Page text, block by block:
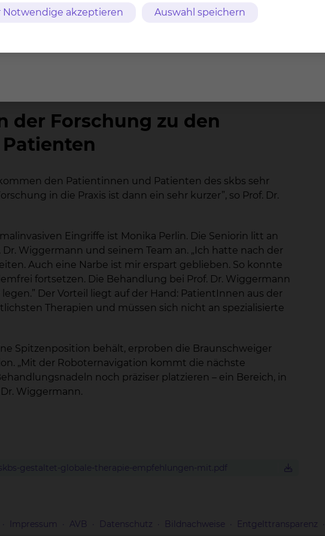
sondern bietet noch eine weitere, einzigartige
die thermische Ablation – also die Verödung mit Hitze –
der Forschung zu den
den Patientinnen und Patienten des skbs sehr
in die Praxis ist dann ein sehr kurzer”, so Prof. Dr.
Eingriffe ist Monika Perlin. Die Seniorin litt an
Wiggermann und seinem Team an. „Ich hatte nach der
Auch eine Narbe ist mir erspart geblieben. So konnte
fortsetzen. Die Behandlung bei Prof. Dr. Wiggermann
Der Vorteil liegt auf der Hand: PatientInnen aus der
Therapien und müssen sich nicht an spezialisierte
Spitzenposition behält, erproben die Braunschweiger
„Mit der Roboternavigation kommt die nächste
noch präziser platzieren – ein Bereich, in
Wiggermann.
gestaltet-globale-therapie-empfehlungen-mit.pdf
Impressum AVB Datenschutz Bildnachweise Entgelttransparenz
Notwendige akzeptieren Auswahl speichern